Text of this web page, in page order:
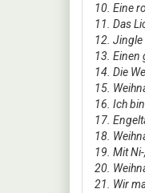
10. Eine
11. Das
12. Jingle
13. Einen
14. Die
15.
16. Ich
17.
18.
19. Mit
20.
21. Wir